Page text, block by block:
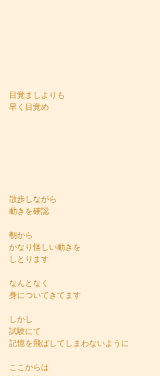
目覚ましよりも
早く目覚め
散歩しながら
動きを確認
朝から
かなり怪しい動きを
しとります
なんとなく
身についてきてます
しかし
試験にて
記憶を飛ばしてしまわないように
ここからは